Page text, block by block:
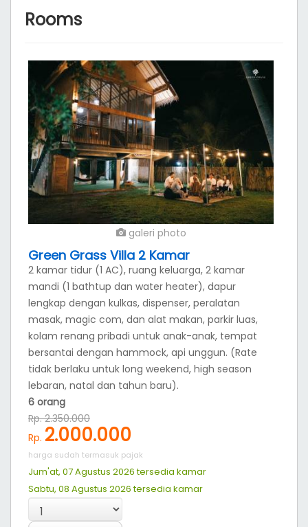
Rooms
galeri photo
Green Grass Villa 2 Kamar
2 kamar tidur (1 AC), ruang keluarga, 2 kamar
mandi (1 bathtup dan water heater), dapur
lengkap dengan kulkas, dispenser, peralatan
masak, magic com, dan alat makan, parkir luas,
kolam renang pribadi untuk anak-anak, tempat
bersantai dengan hammock, api unggun. (Rate
tidak berlaku untuk long weekend, high season
lebaran, natal dan tahun baru).
6 orang
Rp. 2.350.000
Rp. 2.000.000
harga sudah termasuk pajak
Jum'at, 07 Agustus 2026 tersedia kamar
Sabtu, 08 Agustus 2026 tersedia kamar